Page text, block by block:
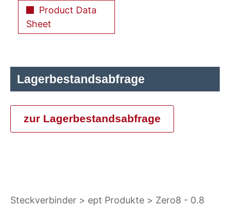
Product Data
Sheet
Lagerbestandsabfrage
zur Lagerbestandsabfrage
Steckverbinder ept Produkte
Zero8 - 0.8